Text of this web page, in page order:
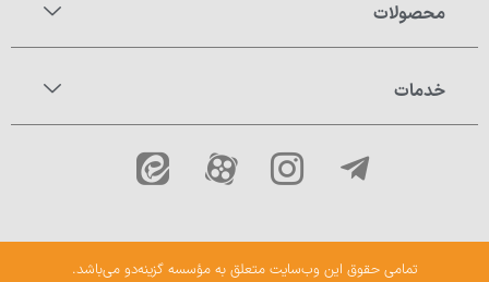
محصولات
خدمات
تمامی حقوق این وب‌سایت متعلق به مؤسسه گزینه‌دو می‌باشد.